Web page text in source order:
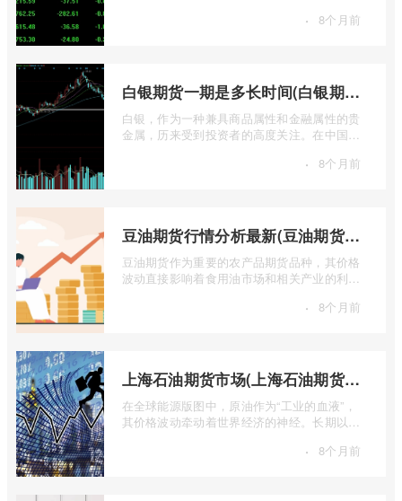
· 8个月前
白银期货一期是多长时间(白银期货涨幅一天最高多少)
白银，作为一种兼具商品属性和金融属性的贵
金属，历来受到投资者的高度关注。在中国市
· 8个月前
豆油期货行情分析最新(豆油期货行情实时行情)
豆油期货作为重要的农产品期货品种，其价格
波动直接影响着食用油市场和相关产业的利
· 8个月前
上海石油期货市场(上海石油期货市场行情)
在全球能源版图中，原油作为“工业的血液”，
其价格波动牵动着世界经济的神经。长期以
· 8个月前